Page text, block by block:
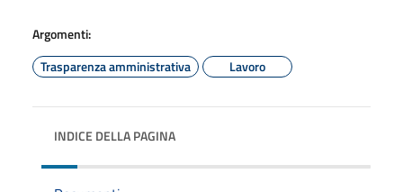
Argomenti:
Trasparenza amministrativa
Lavoro
INDICE DELLA PAGINA